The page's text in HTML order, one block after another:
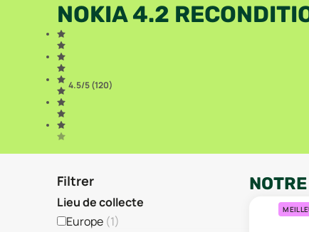
NOKIA 4.2
4.5/5 (120)
Filtrer
Lieu de collecte
Europe (1)